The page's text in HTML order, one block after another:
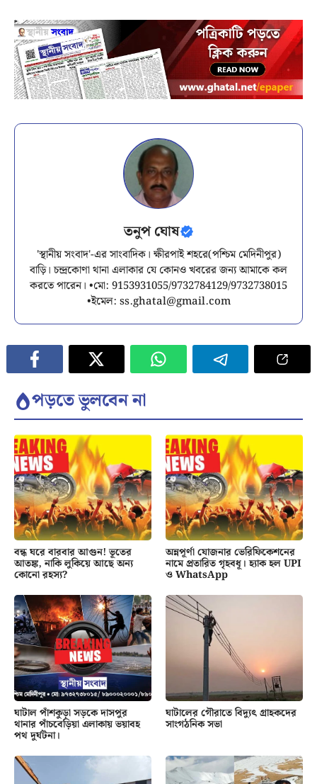
তনুপ ঘোষ
'স্থানীয় সংবাদ'-এর সাংবাদিক। ক্ষীরপাই শহরে(পশ্চিম মেদিনীপুর)
বাড়ি। চন্দ্রকোণা থানা এলাকার যে কোনও খবরের জন্য আমাকে কল
করতে পারেন। •মো: 9153931055/9732784129/9732738015
•ইমেল: ss.ghatal@gmail.com
পড়তে ভুলবেন না
বন্ধ ঘরে বারবার আগুন! ভূতের
আতঙ্ক, নাকি লুকিয়ে আছে অন্য
কোনো রহস্য?
অন্নপূর্ণা যোজনার ভেরিফিকেশনের
নামে প্রতারিত গৃহবধূ। হ্যাক হল UPI
ও WhatsApp
ঘাটাল পাঁশকুড়া সড়কে দাসপুর
থানার পাঁচবেড়িয়া এলাকায় ভয়াবহ
পথ দুর্ঘটনা।
ঘাটালের গৌরাতে বিদ্যুৎ গ্রাহকদের
সাংগঠনিক সভা